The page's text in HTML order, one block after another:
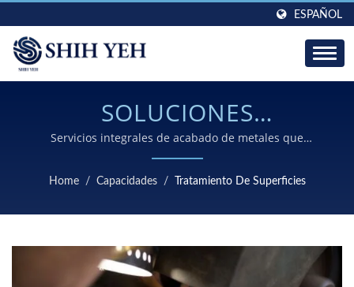
ESPAÑOL
SOLUCIONES
PROFESIONALES DE
TRATAMIENTO DE
SUPERFICIES PARA UNA
MAYOR DURABILIDAD Y
ESTÉTICA
Servicios integrales de acabado de metales que
incluyen pulido, galvanoplastia, anodizado y
recubrimientos especializados para cumplir con
Home / Capacidades / Tratamiento De Superficies